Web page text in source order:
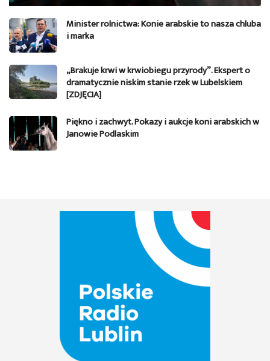
Minister rolnictwa: Konie arabskie to nasza chluba
i marka
„Brakuje krwi w krwiobiegu przyrody”. Ekspert o
dramatycznie niskim stanie rzek w Lubelskiem
[ZDJĘCIA]
Piękno i zachwyt. Pokazy i aukcje koni arabskich w
Janowie Podlaskim